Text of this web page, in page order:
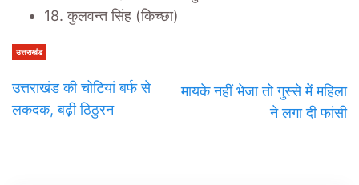
18. कुलवन्त सिंह (किच्छा)
उत्तराखंड
उत्तराखंड की चोटियां बर्फ से
लकदक, बढ़ी ठिठुरन
मायके नहीं भेजा तो गुस्से में महिला
ने लगा दी फांसी